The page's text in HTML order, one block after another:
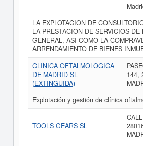
LA EXPLOTACION DE
LA PRESTACION DE SERVICIOS DE
GENERAL, ASI COMO LA
ARRENDAMIENTO DE BIENES
CLINICA OFTALMOLOGICA
DE MADRID SL
(EXTINGUIDA)
144,
Explotación y gestión de clínica
TOOLS GEARS SL